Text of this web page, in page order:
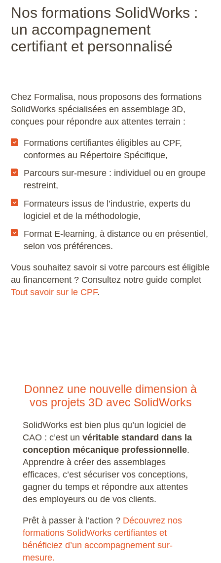
Nos formations SolidWorks :
un accompagnement
certifiant et personnalisé
Chez Formalisa, nous proposons des formations
SolidWorks spécialisées en assemblage 3D,
conçues pour répondre aux attentes terrain :
Formations certifiantes éligibles au CPF,
conformes au Répertoire Spécifique,
Parcours sur-mesure : individuel ou en groupe
restreint,
Formateurs issus de l’industrie, experts du
logiciel et de la méthodologie,
Format E-learning, à distance ou en présentiel,
selon vos préférences.
Vous souhaitez savoir si votre parcours est éligible
au financement ? Consultez notre guide complet
Tout savoir sur le CPF.
Donnez une nouvelle dimension à
vos projets 3D avec SolidWorks
SolidWorks est bien plus qu’un logiciel de
CAO : c’est un véritable standard dans la
conception mécanique professionnelle.
Apprendre à créer des assemblages
efficaces, c’est sécuriser vos conceptions,
gagner du temps et répondre aux attentes
des employeurs ou de vos clients.
Prêt à passer à l’action ? Découvrez nos
formations SolidWorks certifiantes et
bénéficiez d’un accompagnement sur-
mesure.